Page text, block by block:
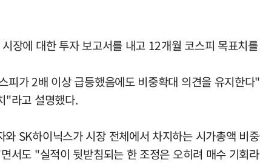
장에 대한 투자 보고서를 내고 12개월 코스피 목표
피가 2배 이상 급등했음에도 비중확대 의견을 유지한
"라고 설명했다.
SK하이닉스가 시장 전체에서 차지하는 시가총액
서도 "실적이 뒷받침되는 한 조정은 오히려 매수 기회